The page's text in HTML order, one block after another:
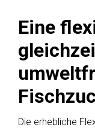
Eine
Die erhebliche